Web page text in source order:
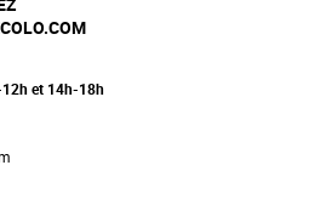
et 14h-18h